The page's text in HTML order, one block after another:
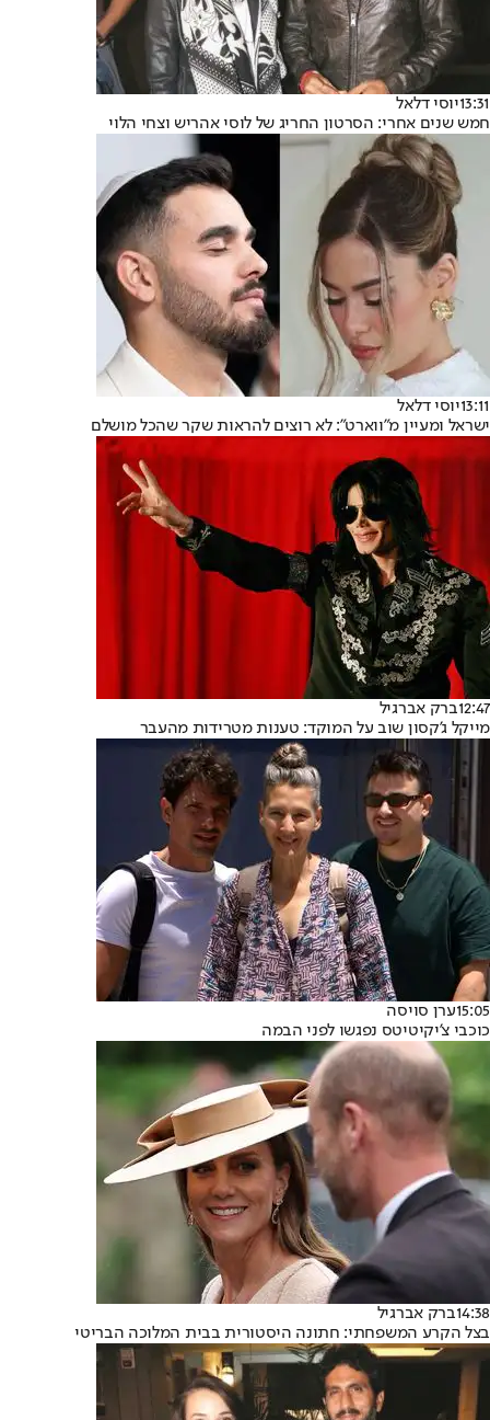
13:31יוסי דלאל
חמש שנים אחרי: הסרטון החריג של לוסי אהריש וצחי הלוי
13:11יוסי דלאל
ישראל ומעיין מ"ווארט": לא רוצים להראות שקר שהכל מושלם
12:47ברק אברגיל
מייקל ג'קסון שוב על המוקד: טענות מטרידות מהעבר
15:05ערן סויסה
כוכבי צ'יקיטיטס נפגשו לפני הבמה
14:38ברק אברגיל
בצל הקרע המשפחתי: חתונה היסטורית בבית המלוכה הבריטי